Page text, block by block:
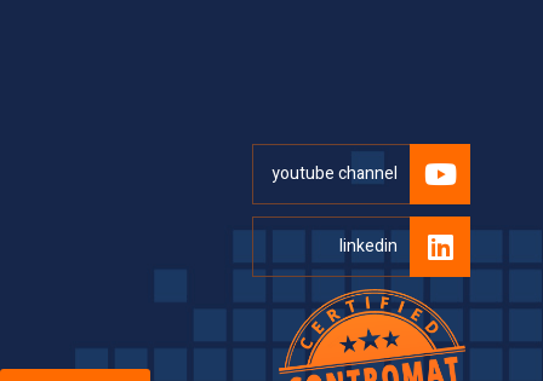
youtube channel
linkedin